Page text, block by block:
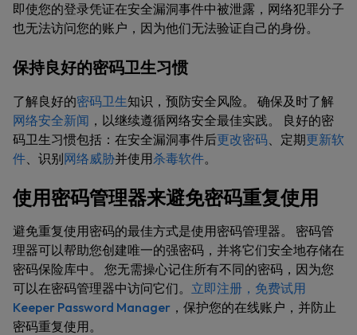
即使您的登录凭证在安全漏洞事件中被泄露，网络犯罪分子
也无法访问您的账户，因为他们无法验证自己的身份。
保持良好的密码卫生习惯
了解良好的密码卫生知识，预防安全风险。 确保及时了解
网络安全新闻 ，以继续遵循网络安全最佳实践。 良好的密
码卫生习惯包括：在安全漏洞事件后更改密码、定期更新软
件、识别网络威胁并使用杀毒软件。
使用密码管理器来避免密码重复使用
避免重复使用密码的最佳方式是使用密码管理器。 密码管
理器可以帮助您创建唯一的强密码，并将它们安全地存储在
密码保险库中。 您无需操心记住所有不同的密码，因为您
可以在密码管理器中访问它们。 立即注册，免费试用
Keeper Password Manager ，保护您的在线账户，并防止
密码重复使用。